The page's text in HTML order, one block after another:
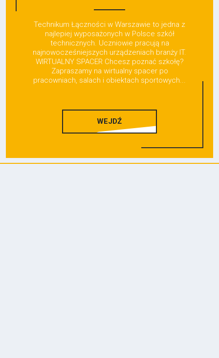
Technikum Łączności w Warszawie to jedna z
najlepiej wyposażonych w Polsce szkół
technicznych. Uczniowie pracują na
najnowocześniejszych urządzeniach branży IT.
WIRTUALNY SPACER Chcesz poznać szkołę?
Zapraszamy na wirtualny spacer po
pracowniach, salach i obiektach sportowych...
WEJDŹ